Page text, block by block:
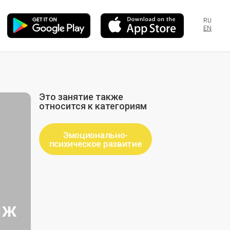
RU
EN
Это занятие также
относится к категориям
Эмоционально-
психическое развитие